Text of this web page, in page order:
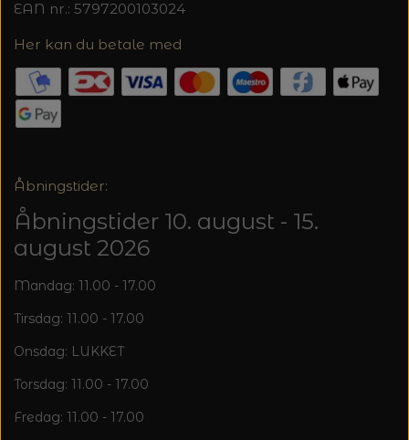
EAN nr.: 5797200103024
Her kan du betale med
Åbningstider:
Åbningstider 10. august - 15.
august 2026
Mandag: 11.00 - 17.00
Tirsdag: 11.00 - 17.00
Onsdag: LUKKET
Torsdag: 11.00 - 17.00
Fredag: 11.00 - 17.00